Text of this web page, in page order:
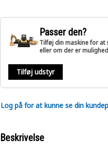
Passer den?
Tilføj din maskine for at
eller om der er
Tilføj udstyr
Log på for at kunne se din
Beskrivelse